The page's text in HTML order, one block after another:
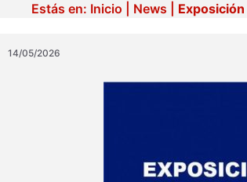
Estás en: Inicio News Exposición
14/05/2026